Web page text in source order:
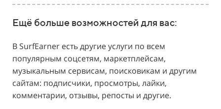
Ещё больше возможностей для вас:
В SurfEarner есть другие услуги по всем
популярным соцсетям, маркетплейсам,
музыкальным сервисам, поисковикам и другим
сайтам: подписчики, просмотры, лайки,
комментарии, отзывы, репосты и другие.